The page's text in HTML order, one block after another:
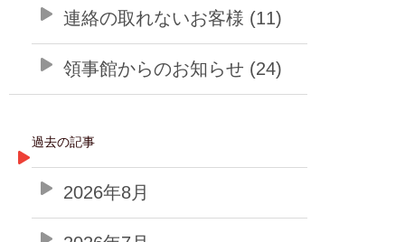
連絡の取れないお客様 (11)
領事館からのお知らせ (24)
過去の記事
2026年8月